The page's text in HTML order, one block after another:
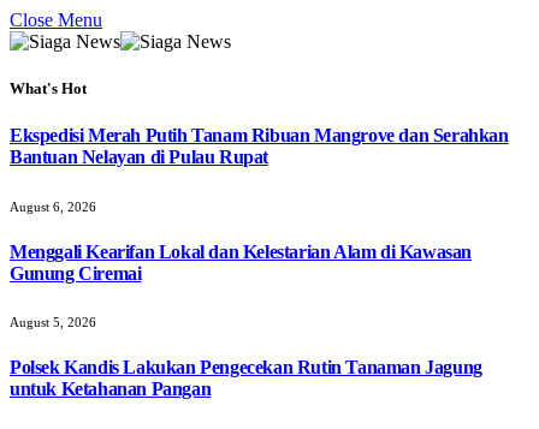
Close Menu
What's Hot
Ekspedisi Merah Putih Tanam Ribuan Mangrove dan Serahkan
Bantuan Nelayan di Pulau Rupat
August 6, 2026
Menggali Kearifan Lokal dan Kelestarian Alam di Kawasan
Gunung Ciremai
August 5, 2026
Polsek Kandis Lakukan Pengecekan Rutin Tanaman Jagung
untuk Ketahanan Pangan